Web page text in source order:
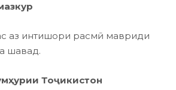
аз интишори расмӣ мавриди
шавад.
Тоҷикистон